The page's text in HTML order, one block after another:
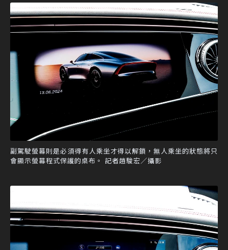
副駕駛螢幕則是必須得有人乘坐才得以解鎖，無人乘坐的狀態將只
會顯示螢幕程式保護的桌布。 記者趙駿宏／攝影